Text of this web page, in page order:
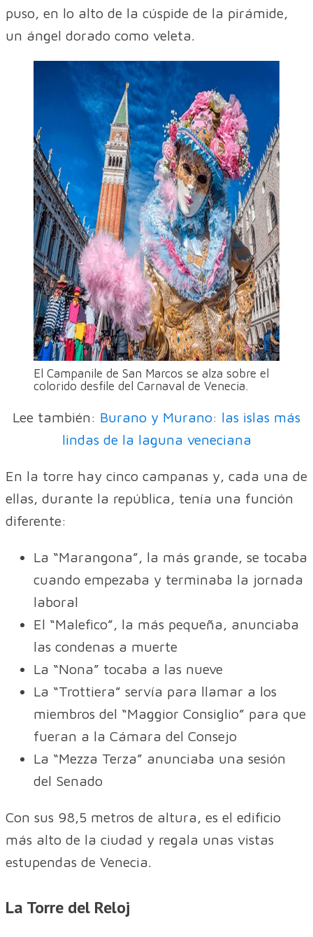
puso, en lo alto de la cúspide de la pirámide,
un ángel dorado como veleta.
El Campanile de San Marcos se alza sobre el
colorido desfile del Carnaval de Venecia.
Lee también: Burano y Murano: las islas más
lindas de la laguna veneciana
En la torre hay cinco campanas y, cada una de
ellas, durante la república, tenía una función
diferente:
La “Marangona”, la más grande, se tocaba
cuando empezaba y terminaba la jornada
laboral
El “Malefico”, la más pequeña, anunciaba
las condenas a muerte
La “Nona” tocaba a las nueve
La “Trottiera” servía para llamar a los
miembros del “Maggior Consiglio” para que
fueran a la Cámara del Consejo
La “Mezza Terza” anunciaba una sesión
del Senado
Con sus 98,5 metros de altura, es el edificio
más alto de la ciudad y regala unas vistas
estupendas de Venecia.
La Torre del Reloj